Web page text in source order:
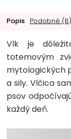
Popis Podobné (8)
Vlk je
totemovým
mytologických
a sily. Vlčica
psov
každý deň.